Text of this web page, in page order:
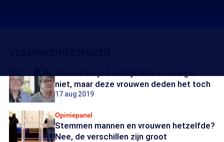
niet, maar deze vrouwen deden het toch
17 aug 2019
Opiniepanel
Stemmen mannen en vrouwen hetzelfde?
Nee, de verschillen zijn groot